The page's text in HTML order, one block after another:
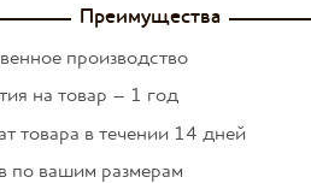
Преимущества
производство
на товар – 1 год
товара в течении 14 дней
по вашим размерам